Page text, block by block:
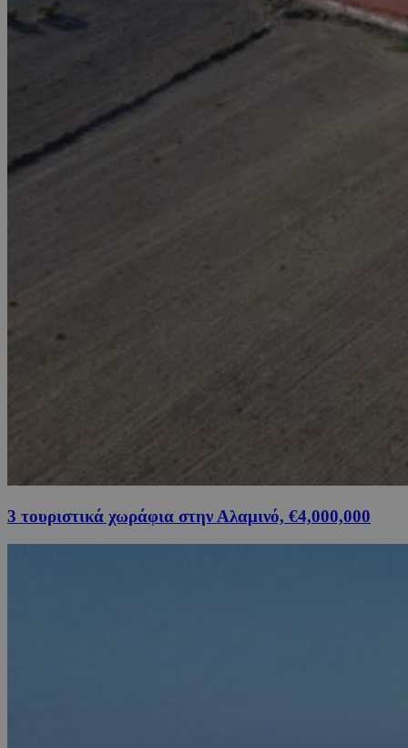
3 τουριστικά χωράφια στην Αλαμινό, €4,000,000